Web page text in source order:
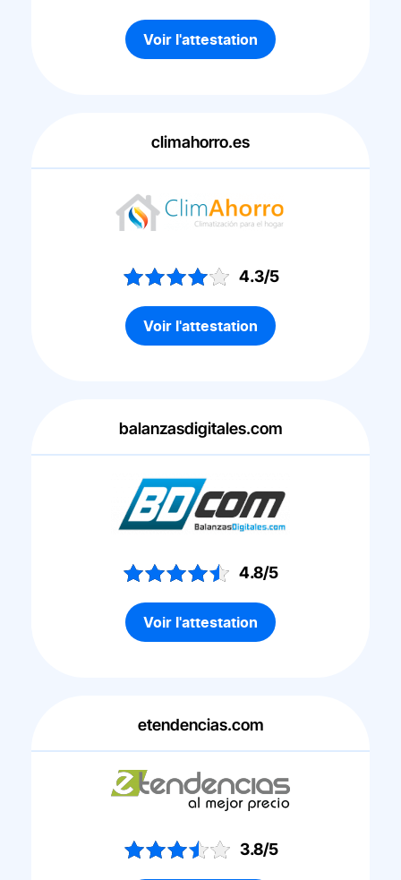
Voir l'attestation
climahorro.es
4.3/5
Voir l'attestation
balanzasdigitales.com
4.8/5
Voir l'attestation
etendencias.com
3.8/5